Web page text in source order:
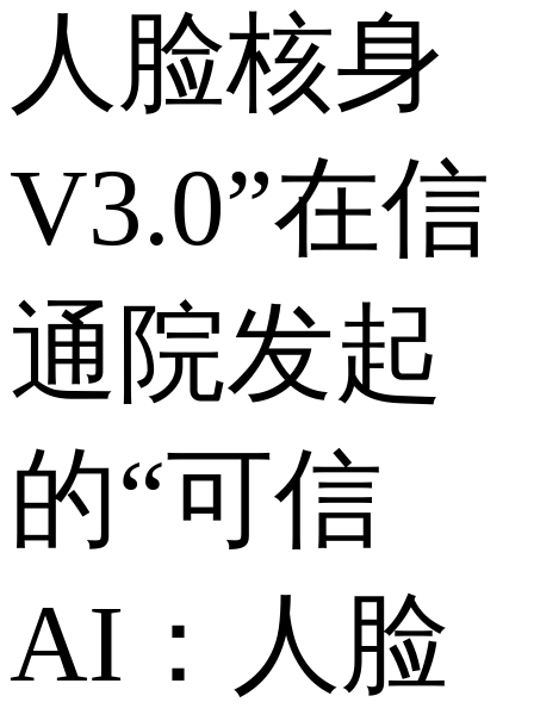
人脸核身
V3.0”在信
通院发起
的“可信
AI：人脸